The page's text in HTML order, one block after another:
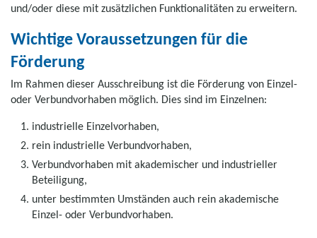
und/oder diese mit zusätzlichen Funktionalitäten zu erweitern.
Wichtige Voraussetzungen für die
Förderung
Im Rahmen dieser Ausschreibung ist die Förderung von Einzel-
oder Verbundvorhaben möglich. Dies sind im Einzelnen:
industrielle Einzelvorhaben,
rein industrielle Verbundvorhaben,
Verbundvorhaben mit akademischer und industrieller
Beteiligung,
unter bestimmten Umständen auch rein akademische
Einzel- oder Verbundvorhaben.